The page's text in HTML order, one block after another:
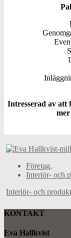
Intresserad av att
Företag,
Interiör- och
Interiör- och
KONTAKT
Eva Hallkvist